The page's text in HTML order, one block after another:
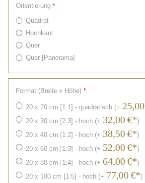
Orientierung *
Quadrat
Hochkant
Quer
Quer [Panorama]
Format (Breite x Höhe) *
20 x 20 cm [1:1] - quadratisch (+ 25,00
20 x 30 cm [2:3] - hoch (+ 32,00€*)
20 x 40 cm [1:2] - hoch (+ 38,50€*)
20 x 60 cm [1:3] - hoch (+ 52,00€*)
20 x 80 cm [1:4] - hoch (+ 64,00€*)
20 x 100 cm [1:5] - hoch (+ 77,00€*)